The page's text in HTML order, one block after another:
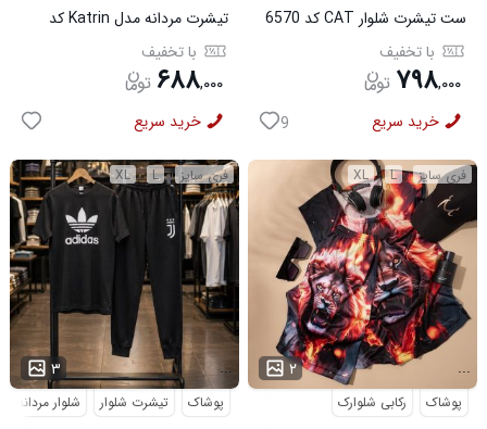
تیشرت مردانه مدل Katrin کد
6579با تخفیف
۶۸۸,۰۰۰
خرید سریع
ست تیشرت شلوار CAT کد 6570
با تخفیف
۷۹۸,۰۰۰
خرید سریع 9
فری سایز L
XL
۳ ...
پوشاک تیشرت شلوار شلوار مردانه
فری سایز L
XL
۲ ...
پوشاک رکابی شلوارک